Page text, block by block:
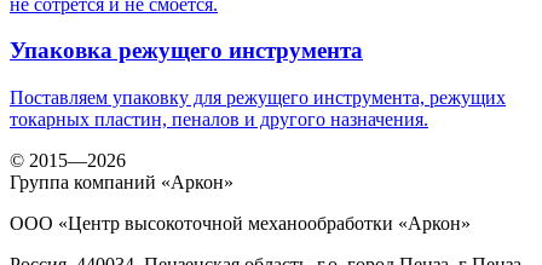
Упаковка режущего инструмента
Поставляем упаковку для режущего инструмента, режущих
токарных пластин, пеналов и другого назначения.
© 2015—2026
Группа компаний «Аркон»
ООО «Центр высокоточной механообработки «Аркон»